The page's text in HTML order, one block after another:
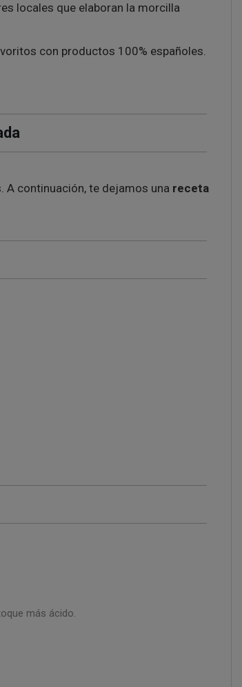
locales que elaboran la morcilla
con productos 100% españoles.
A continuación, te dejamos una receta
más ácido.